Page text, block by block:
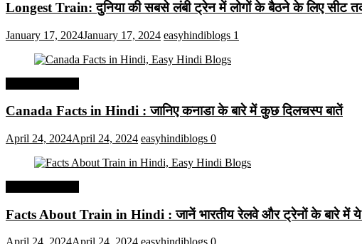
Longest Train: दुनिया की सबसे लंबी ट्रेन में लोगों के बैठने के लिए सीट
January 17, 2024January 17, 2024 easyhindiblogs 1
Canada Facts in Hindi : जानिए कनाडा के बारे में कुछ दिलचस्प बातें
April 24, 2024April 24, 2024 easyhindiblogs 0
Facts About Train in Hindi : जानें भारतीय रेलवे और ट्रेनों के बारे में ये